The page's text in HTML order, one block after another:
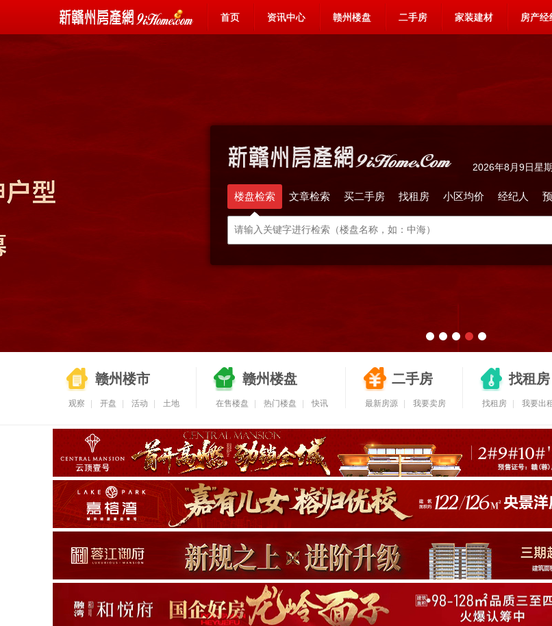
首页 资讯中心 赣州楼盘 二手房 家装建材 房产经
2026年8月9日星
楼盘检索 文章检索 买二手房 找租房 小区均价 经纪人
赣州楼市
观察 开盘 活动 土地
赣州楼盘
在售楼盘 热门楼盘 快讯
二手房
最新房源 我要卖房
找租房
找租房 我要出租